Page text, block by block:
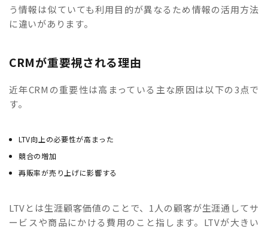
う情報は似ていても利用目的が異なるため情報の活用方法
に違いがあります。
CRMが重要視される理由
近年CRMの重要性は高まっている主な原因は以下の3点で
す。
LTV向上の必要性が高まった
競合の増加
再販率が売り上げに影響する
LTVとは生涯顧客価値のことで、1人の顧客が生涯通してサ
ービスや商品にかける費用のこと指します。LTVが大きい